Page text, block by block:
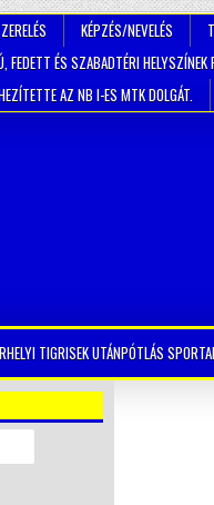
KÉPZÉS/NEVELÉS
FEDETT ÉS SZABADTÉRI HELYSZÍNEK
AZ NB I-ES MTK DOLGÁT.
TIGRISEK UTÁNPÓTLÁS